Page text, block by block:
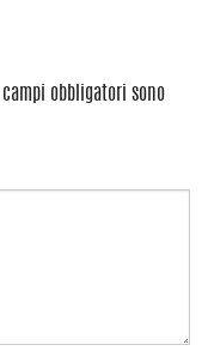
I campi obbligatori sono